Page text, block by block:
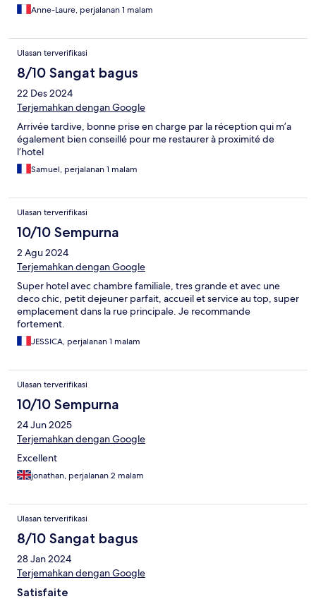
Anne-Laure, perjalanan 1 malam
Ulasan terverifikasi
8/10 Sangat bagus
22 Des 2024
Terjemahkan dengan Google
Arrivée tardive, bonne prise en charge par la réception qui m’a
également bien conseillé pour me restaurer à proximité de
l’hotel
Samuel, perjalanan 1 malam
Ulasan terverifikasi
10/10 Sempurna
2 Agu 2024
Terjemahkan dengan Google
Super hotel avec chambre familiale, tres grande et avec une
deco chic, petit dejeuner parfait, accueil et service au top, super
emplacement dans la rue principale. Je recommande
fortement.
JESSICA, perjalanan 1 malam
Ulasan terverifikasi
10/10 Sempurna
24 Jun 2025
Terjemahkan dengan Google
Excellent
jonathan, perjalanan 2 malam
Ulasan terverifikasi
8/10 Sangat bagus
28 Jan 2024
Terjemahkan dengan Google
Satisfaite